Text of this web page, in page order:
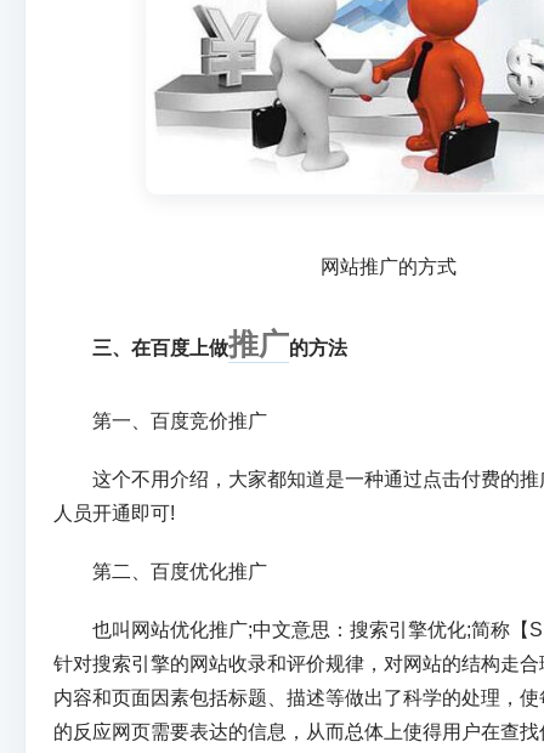
网站推广的方式
三、在百度上做推广的方法
第一、百度竞价推广
这个不用介绍，大家都知道是一种通过点击付费的推
人员开通即可!
第二、百度优化推广
也叫网站优化推广;中文意思：搜索引擎优化;简称【
针对搜索引擎的网站收录和评价规律，对网站的结构走
内容和页面因素包括标题、描述等做出了科学的处理，
的反应网页需要表达的信息，从而总体上使得用户在查